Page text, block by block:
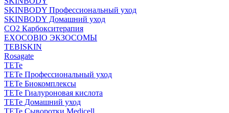
SKINBODY Профессиональный уход
SKINBODY Домашний уход
CO2 Карбокситерапия
EXOCOBIO ЭКЗОСОМЫ
TEBISKIN
Rosagate
TETe
TETe Профессиональный уход
TETe Биокомплексы
TETe Гиалуроновая кислота
TETe Домашний уход
TETe Сыворотки Medicell